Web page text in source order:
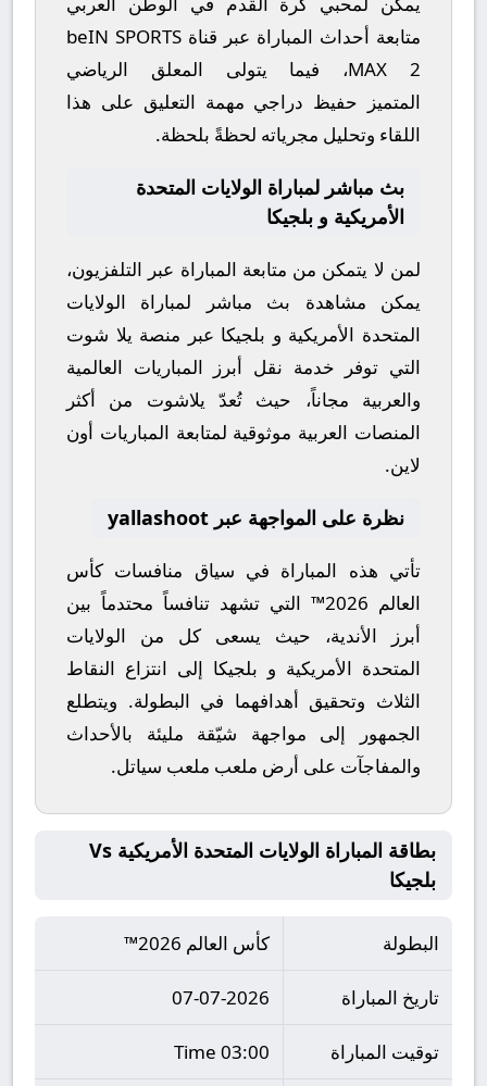
متابعة أحداث المباراة عبر قناة beIN SPORTS
MAX 2، فيما يتولى المعلق الرياضي
المتميز حفيظ دراجي مهمة التعليق على هذا
اللقاء وتحليل مجرياته لحظةً بلحظة.
بث مباشر لمباراة الولايات المتحدة
الأمريكية و بلجيكا
لمن لا يتمكن من متابعة المباراة عبر التلفزيون،
يمكن مشاهدة بث مباشر لمباراة الولايات
المتحدة الأمريكية و بلجيكا عبر منصة يلا شوت
التي توفر خدمة نقل أبرز المباريات العالمية
والعربية مجاناً، حيث تُعدّ يلاشوت من أكثر
المنصات العربية موثوقية لمتابعة المباريات أون
لاين.
نظرة على المواجهة عبر yallashoot
تأتي هذه المباراة في سياق منافسات كأس
العالم 2026™
التي تشهد تنافساً محتدماً بين
أبرز الأندية، حيث يسعى كل من الولايات
المتحدة الأمريكية و بلجيكا إلى انتزاع النقاط
الثلاث وتحقيق أهدافهما في البطولة. ويتطلع
الجمهور إلى مواجهة شيّقة مليئة بالأحداث
والمفاجآت على أرض ملعب ملعب سياتل.
بطاقة المباراة الولايات المتحدة الأمريكية Vs
بلجيكا
البطولة كأس العالم 2026™
تاريخ المباراة 07-07-2026
توقيت المباراة 03:00 Time